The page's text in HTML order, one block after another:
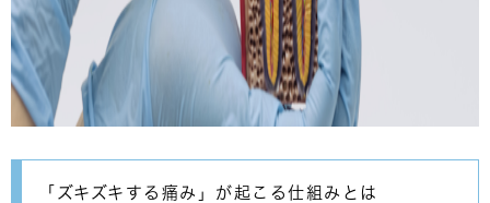
「ズキズキする痛み」が起こる仕組みとは